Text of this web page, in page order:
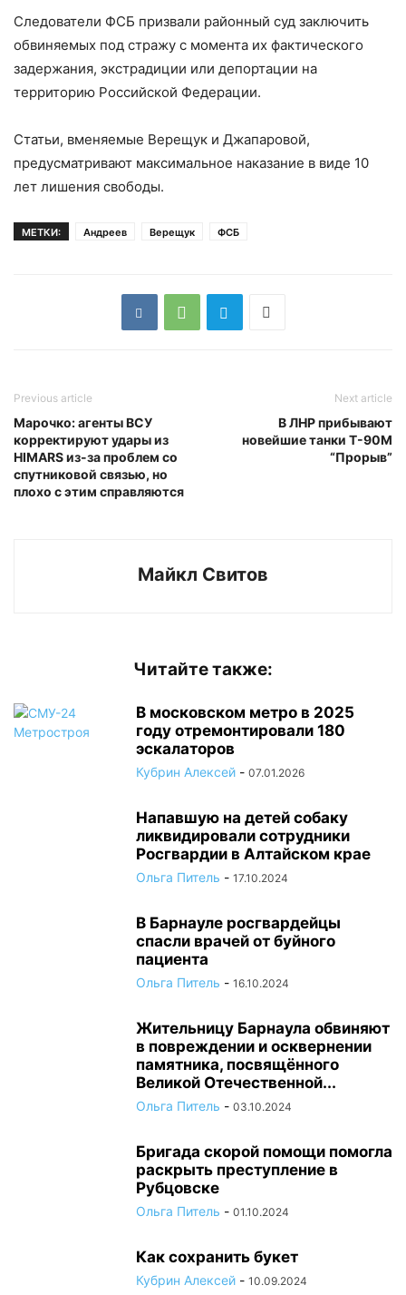
Следователи ФСБ призвали районный суд заключить
обвиняемых под стражу с момента их фактического
задержания, экстрадиции или депортации на
территорию Российской Федерации.
Статьи, вменяемые Верещук и Джапаровой,
предусматривают максимальное наказание в виде 10
лет лишения свободы.
МЕТКИ: Андреев Верещук ФСБ
Previous article
Марочко: агенты ВСУ
корректируют удары из
HIMARS из-за проблем со
спутниковой связью, но
плохо с этим справляются
Next article
В ЛНР прибывают
новейшие танки Т-90М
“Прорыв”
Майкл Свитов
Читайте также:
В московском метро в 2025
году отремонтировали 180
эскалаторов
Кубрин Алексей - 07.01.2026
Напавшую на детей собаку
ликвидировали сотрудники
Росгвардии в Алтайском крае
Ольга Питель - 17.10.2024
В Барнауле росгвардейцы
спасли врачей от буйного
пациента
Ольга Питель - 16.10.2024
Жительницу Барнаула обвиняют
в повреждении и осквернении
памятника, посвящённого
Великой Отечественной...
Ольга Питель - 03.10.2024
Бригада скорой помощи помогла
раскрыть преступление в
Рубцовске
Ольга Питель - 01.10.2024
Как сохранить букет
Кубрин Алексей - 10.09.2024